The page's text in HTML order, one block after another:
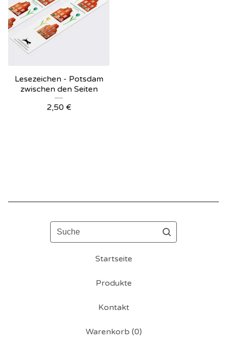
Lesezeichen - Potsdam
zwischen den Seiten
2,50 €
Suche
Startseite
Produkte
Kontakt
Warenkorb (0)